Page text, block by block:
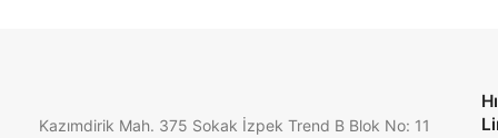
Kazımdirik Mah. 375 Sokak İzpek Trend B Blok No: 11